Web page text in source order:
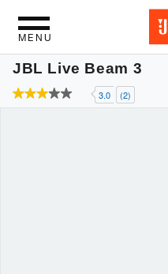
MENU
JBL Live Beam 3
3.0 (2)